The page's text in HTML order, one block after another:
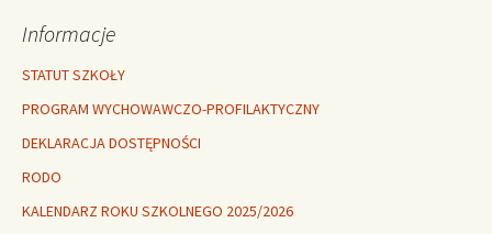
Informacje
STATUT SZKOŁY
PROGRAM WYCHOWAWCZO-PROFILAKTYCZNY
DEKLARACJA DOSTĘPNOŚCI
RODO
KALENDARZ ROKU SZKOLNEGO 2025/2026